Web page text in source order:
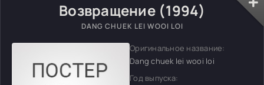
Возвращение (1994)
DANG CHUEK LEI WOOI LOI
Оригинальное название:
Dang chuek lei wooi loi
Год выпуска: